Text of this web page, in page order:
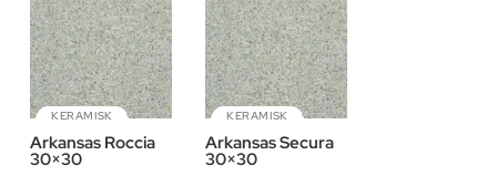
KERAMISK
Arkansas Roccia
30×30
KERAMISK
Arkansas Secura
30×30